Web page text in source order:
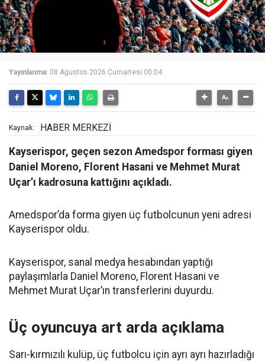
Yayınlanma: 08 Ağustos 2026 Cumartesi 00:04
Kaynak: HABER MERKEZİ
Kayserispor, geçen sezon Amedspor forması giyen
Daniel Moreno, Florent Hasani ve Mehmet Murat
Uçar’ı kadrosuna kattığını açıkladı.
Amedspor’da forma giyen üç futbolcunun yeni adresi
Kayserispor oldu.
Kayserispor, sanal medya hesabından yaptığı
paylaşımlarla Daniel Moreno, Florent Hasani ve
Mehmet Murat Uçar’ın transferlerini duyurdu.
Üç oyuncuya art arda açıklama
Sarı-kırmızılı kulüp, üç futbolcu için ayrı ayrı hazırladığı